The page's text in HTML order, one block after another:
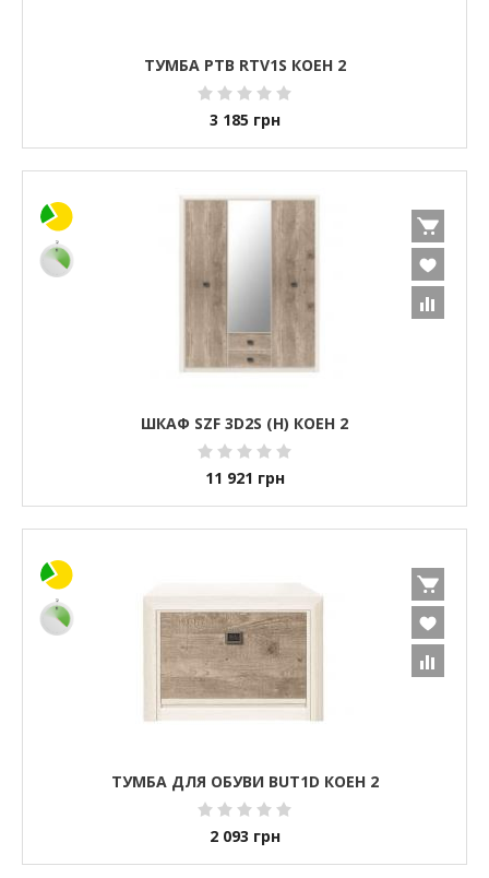
ТУМБА РТВ RTV1S КОЕН 2
3 185 грн
ШКАФ SZF 3D2S (H) КОЕН 2
11 921 грн
ТУМБА ДЛЯ ОБУВИ BUT1D КОЕН 2
2 093 грн